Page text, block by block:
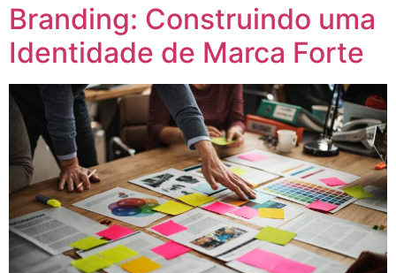
Branding: Construindo uma
Identidade de Marca Forte